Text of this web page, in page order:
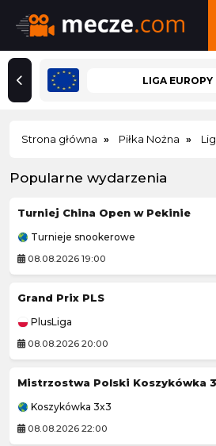
LIGA EUROPY
Strona główna Piłka Nożna
Popularne wydarzenia
Turniej China Open w Pekinie
Turnieje snookerowe
08.08.2026 19:00
Grand Prix PLS
PlusLiga
08.08.2026 20:00
Mistrzostwa Polski Koszykówka
Koszykówka 3x3
08.08.2026 22:00